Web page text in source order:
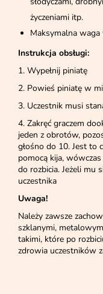
życzeniami itp.
Maksymalna
Instrukcja obsługi:
1. Wypełnij piniatę
2. Powieś piniatę w
3. Uczestnik musi
4. Zakręć graczem
jeden z obrotów,
głośno do 10. Jest to
pomocą kija,
do rozbicia. Jeżeli mu
uczestnika
Uwaga!
Należy zawsze
szklanymi,
takimi, które po
zdrowia uczestników